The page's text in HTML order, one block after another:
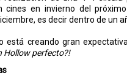
cines en invierno del
es decir dentro de un
está creando gran
Hollow perfecto?!